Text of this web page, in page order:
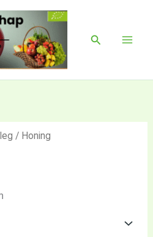
Zoeken
/ Honing
op
nieuwste